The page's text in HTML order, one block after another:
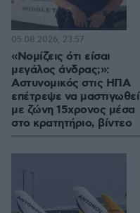
«Νομίζεις ότι είσαι
μεγάλος άνδρας;»:
Αστυνομικός στις ΗΠΑ
επέτρεψε να μαστιγωθεί
με ζώνη 15χρονος μέσα
στο κρατητήριο, βίντεο
05.08.2026, 23:57